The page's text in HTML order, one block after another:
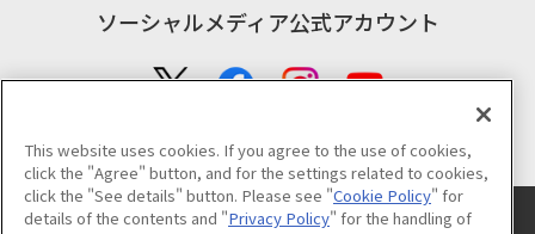
ソーシャルメディア公式アカウント
サイトのご利用について プライバシーポリシー
クッキーポリシー
This website uses cookies. If you agree to the use of cookies,
click the "Agree" button, and for the settings related to cookies,
click the "See details" button. Please see "Cookie Policy" for
details of the contents and "Privacy Policy" for the handling of